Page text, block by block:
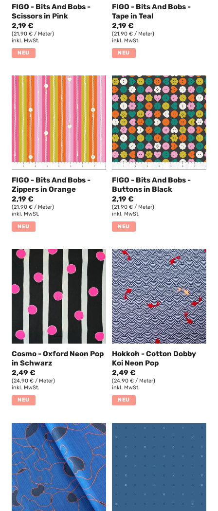
FIGO - Bits And Bobs -
Scissors in Pink
2,19 €
(21,90 € / Meter)
inkl. MwSt.
NEU
FIGO - Bits And Bobs -
Tape in Teal
2,19 €
(21,90 € / Meter)
inkl. MwSt.
NEU
FIGO - Bits And Bobs -
Zippers in Orange
2,19 €
(21,90 € / Meter)
inkl. MwSt.
NEU
FIGO - Bits And Bobs -
Buttons in Black
2,19 €
(21,90 € / Meter)
inkl. MwSt.
NEU
Cosmo - Oxford Neon Pop
in Schwarz
2,49 €
(24,90 € / Meter)
inkl. MwSt.
NEU
Hokkoh - Cotton Dobby
Koi Neon Pop
2,49 €
(24,90 € / Meter)
inkl. MwSt.
NEU